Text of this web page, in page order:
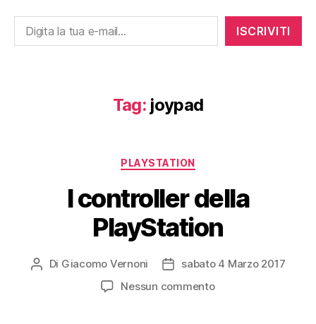
Digita la tua e-mail...
ISCRIVITI
Tag: joypad
Categorie
PLAYSTATION
I controller della
PlayStation
Autore
Di Giacomo Vernoni
Datasabato 4 Marzo 2017
Nessun commentosu